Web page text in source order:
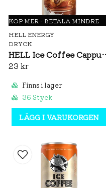
KÖP MER - BETALA MINDRE
HELL ENERGY
DRYCK
HELL Ice
23 kr
Finns i lager
36 Styck
LÄGG I VARUKORGEN